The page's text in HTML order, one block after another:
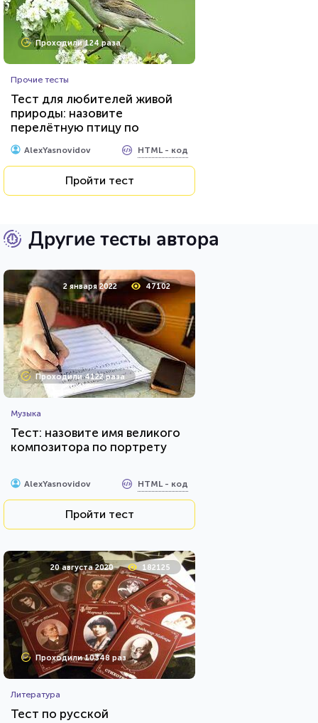
Проходили 124 раза
Прочие тесты
Тест для любителей живой
природы: назовите
перелётную птицу по
фотографии
AlexYasnovidov HTML - код
Пройти тест
Другие тесты автора
2 января 2022 47102
Проходили 4122 раза
Музыка
Тест: назовите имя великого
композитора по портрету
AlexYasnovidov HTML - код
Пройти тест
20 августа 2020 182125
Проходили 10348 раз
Литература
Тест по русской